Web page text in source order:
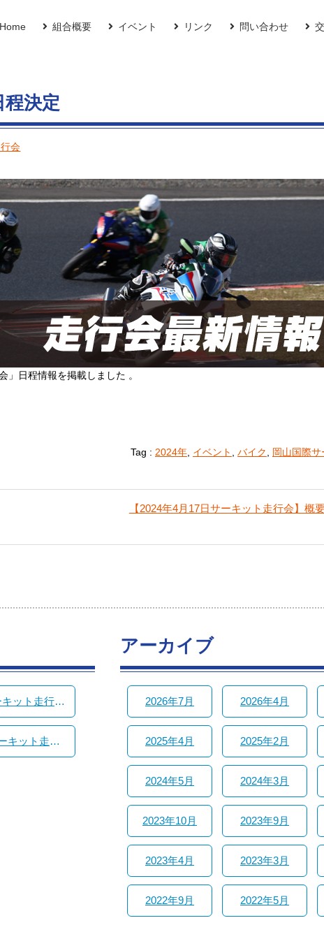
Home 組合概要 イベント リンク 問い合わせ
程決定
会
」日程情報を掲載しました 。
Tag : 2024年 イベント バイク 岡山国際サ
【2024年4月17日サーキット走行会】
【2026年4月15日サーキット走行会】開催報告
【2025年10月29日サーキット走行会】概要・申込用紙
アーカイブ
2026年7月 2026年4月
2025年4月 2025年2月
2024年5月 2024年3月
2023年10月 2023年9月
2023年4月 2023年3月
2022年9月 2022年5月